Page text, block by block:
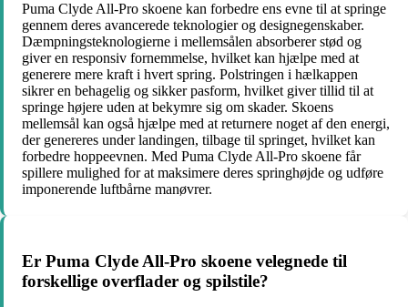
Puma Clyde All-Pro skoene kan forbedre ens evne til at springe
gennem deres avancerede teknologier og designegenskaber.
Dæmpningsteknologierne i mellemsålen absorberer stød og
giver en responsiv fornemmelse, hvilket kan hjælpe med at
generere mere kraft i hvert spring. Polstringen i hælkappen
sikrer en behagelig og sikker pasform, hvilket giver tillid til at
springe højere uden at bekymre sig om skader. Skoens
mellemsål kan også hjælpe med at returnere noget af den energi,
der genereres under landingen, tilbage til springet, hvilket kan
forbedre hoppeevnen. Med Puma Clyde All-Pro skoene får
spillere mulighed for at maksimere deres springhøjde og udføre
imponerende luftbårne manøvrer.
Er Puma Clyde All-Pro skoene velegnede til
forskellige overflader og spilstile?